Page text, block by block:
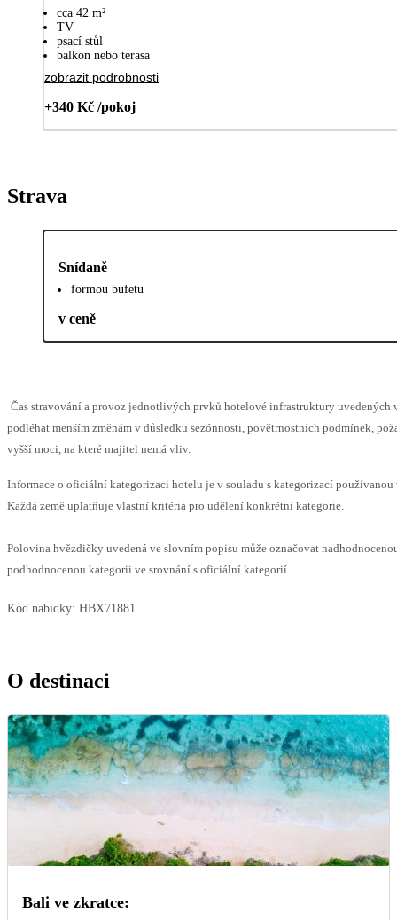
cca 42 m²
TV
psací stůl
balkon nebo terasa
zobrazit podrobnosti
+340 Kč /pokoj
Strava
Snídaně
formou bufetu
v ceně
Čas stravování a provoz jednotlivých prvků hotelové infrastruktury uvedených
podléhat menším změnám v důsledku sezónnosti, povětrnostních podmínek,
vyšší moci, na které majitel nemá vliv.
Informace o oficiální kategorizaci hotelu je v souladu s kategorizací používanou
Každá země uplatňuje vlastní kritéria pro udělení konkrétní kategorie.
Polovina hvězdičky uvedená ve slovním popisu může označovat
podhodnocenou kategorii ve srovnání s oficiální kategorií.
Kód nabídky: HBX71881
O destinaci
Bali ve zkratce: